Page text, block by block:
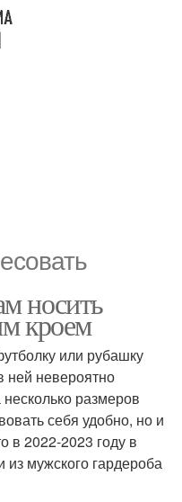
носить
кроем
или рубашку
ней невероятно
размеров
себя удобно, но и
в 2022-2023 году в
мужского гардероба